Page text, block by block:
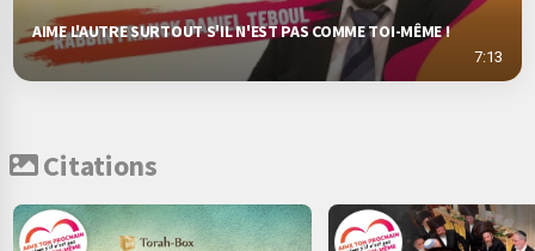
AIME L'AUTRE SURTOUT S'IL N'EST PAS COMME TOI-MÊME !
7:13
Citations